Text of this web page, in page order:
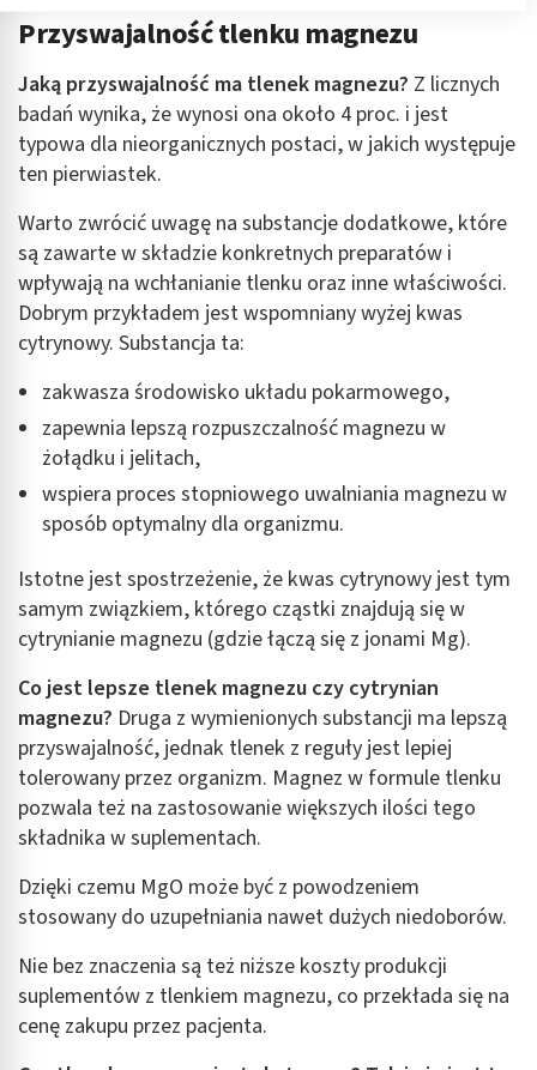
Przyswajalność tlenku magnezu
Jaką przyswajalność ma tlenek magnezu? Z licznych
badań wynika, że wynosi ona około 4 proc. i jest
typowa dla nieorganicznych postaci, w jakich występuje
ten pierwiastek.
Warto zwrócić uwagę na substancje dodatkowe, które
są zawarte w składzie konkretnych preparatów i
wpływają na wchłanianie tlenku oraz inne właściwości.
Dobrym przykładem jest wspomniany wyżej kwas
cytrynowy. Substancja ta:
zakwasza środowisko układu pokarmowego,
zapewnia lepszą rozpuszczalność magnezu w
żołądku i jelitach,
wspiera proces stopniowego uwalniania magnezu w
sposób optymalny dla organizmu.
Istotne jest spostrzeżenie, że kwas cytrynowy jest tym
samym związkiem, którego cząstki znajdują się w
cytrynianie magnezu (gdzie łączą się z jonami Mg).
Co jest lepsze tlenek magnezu czy cytrynian
magnezu? Druga z wymienionych substancji ma lepszą
przyswajalność, jednak tlenek z reguły jest lepiej
tolerowany przez organizm. Magnez w formule tlenku
pozwala też na zastosowanie większych ilości tego
składnika w suplementach.
Dzięki czemu MgO może być z powodzeniem
stosowany do uzupełniania nawet dużych niedoborów.
Nie bez znaczenia są też niższe koszty produkcji
suplementów z tlenkiem magnezu, co przekłada się na
cenę zakupu przez pacjenta.
dostęp do nich
Wykorzystywanie ograniczonych danych do
wyboru reklam
Tworzenie profili w celu spersonalizowanych
reklam
Wykorzystanie profili do wyboru
spersonalizowanych reklam
Tworzenie profili w celu personalizacji treści
Wykorzystywanie profili w celu doboru
spersonalizowanych treści
Pomiar efektywności treści
Rozumienie odbiorców dzięki statystyce lub
kombinacji danych z różnych źródeł
Rozwój i ulepszanie usług
Wykorzystywanie ograniczonych danych do
wyboru treści
Funkcje specjalne IAB:
Użycie dokładnych danych geolokalizacyjnych
Identyfikowanie urządzeń na podstawie
aktywnie żądanych informacji
Cele przetwarzania inne niż IAB:
Wydajność (Performance)
Reklama / śledzenie